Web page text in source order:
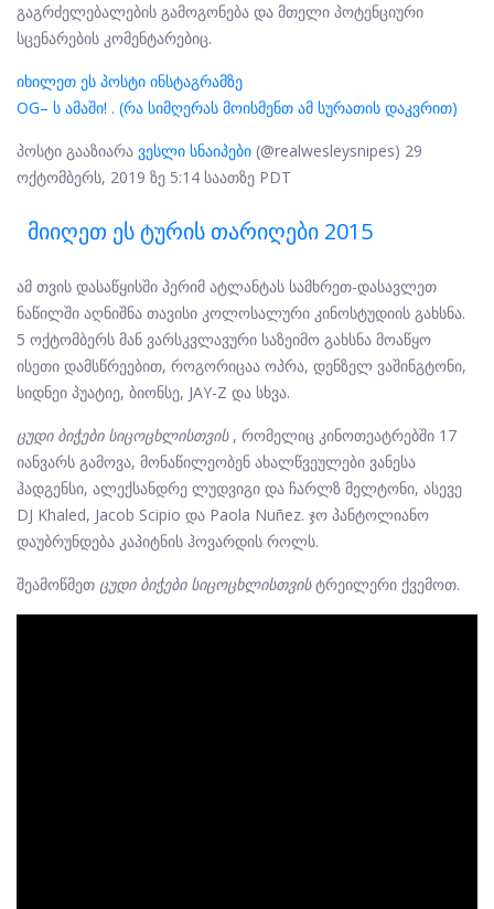
გაგრძელებალების გამოგონება და მთელი პოტენციური
სცენარების კომენტარებიც.
იხილეთ ეს პოსტი ინსტაგრამზე
OG– ს ამაში! . (რა სიმღერას მოისმენთ ამ სურათის დაკვრით)
პოსტი გააზიარა ვესლი სნაიპები (@realwesleysnipes) 29
ოქტომბერს, 2019 ზე 5:14 საათზე PDT
Მიიღეთ Ეს Ტურის Თარიღები 2015
ამ თვის დასაწყისში პერიმ ატლანტას სამხრეთ-დასავლეთ
ნაწილში აღნიშნა თავისი კოლოსალური კინოსტუდიის გახსნა.
5 ოქტომბერს მან ვარსკვლავური საზეიმო გახსნა მოაწყო
ისეთი დამსწრეებით, როგორიცაა ოპრა, დენზელ ვაშინგტონი,
სიდნეი პუატიე, ბიონსე, JAY-Z და სხვა.
ცუდი ბიჭები სიცოცხლისთვის, რომელიც კინოთეატრებში 17
იანვარს გამოვა, მონაწილეობენ ახალწვეულები ვანესა
ჰადგენსი, ალექსანდრე ლუდვიგი და ჩარლზ მელტონი, ასევე
DJ Khaled, Jacob Scipio და Paola Nuñez. ჯო პანტოლიანო
დაუბრუნდება კაპიტნის ჰოვარდის როლს.
შეამოწმეთ ცუდი ბიჭები სიცოცხლისთვისტრეილერი ქვემოთ.